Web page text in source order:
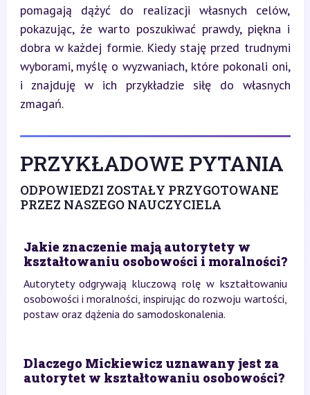
pomagają dążyć do realizacji własnych celów,
pokazując, że warto poszukiwać prawdy, piękna i
dobra w każdej formie. Kiedy staję przed trudnymi
wyborami, myślę o wyzwaniach, które pokonali oni,
i znajduję w ich przykładzie siłę do własnych
zmagań.
PRZYKŁADOWE PYTANIA
ODPOWIEDZI ZOSTAŁY PRZYGOTOWANE
PRZEZ NASZEGO NAUCZYCIELA
Jakie znaczenie mają autorytety w
kształtowaniu osobowości i moralności?
Autorytety odgrywają kluczową rolę w kształtowaniu
osobowości i moralności, inspirując do rozwoju wartości,
postaw oraz dążenia do samodoskonalenia.
Dlaczego Mickiewicz uznawany jest za
autorytet w kształtowaniu osobowości?